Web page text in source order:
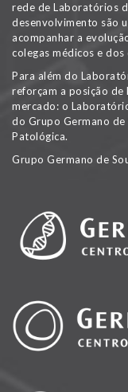
rede de Laboratórios
desenvolvimento são
acompanhar a
colegas médicos e
Para além do
reforçam a posição
mercado: o
do Grupo Germano
Patológica.
Grupo Germano de